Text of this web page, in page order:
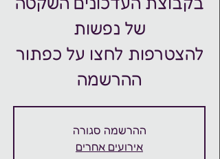
להצטרפות לחצו על כפתור
ההרשמה
ההרשמה סגורה
אירועים אחרים